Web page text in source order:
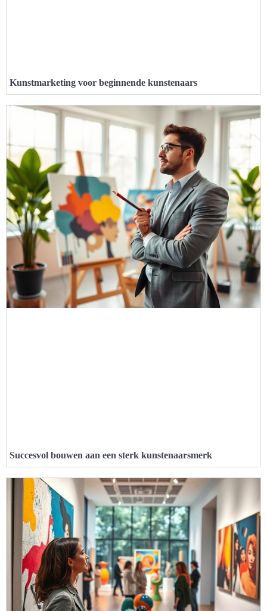
Kunstmarketing voor beginnende kunstenaars
Succesvol bouwen aan een sterk kunstenaarsmerk